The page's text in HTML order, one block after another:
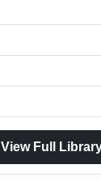
View Full